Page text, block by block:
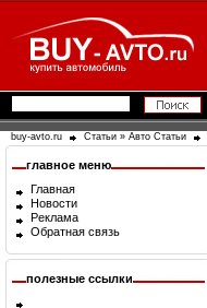
buy-avto.ru Статьи » Авто Статьи
главное меню
Главная
Новости
Реклама
Обратная связь
полезные ссылки